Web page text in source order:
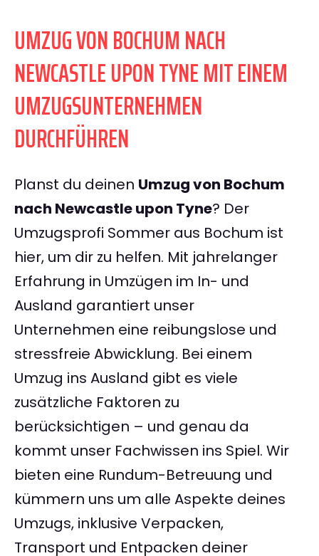
UMZUG VON BOCHUM NACH
NEWCASTLE UPON TYNE MIT EINEM
UMZUGSUNTERNEHMEN
DURCHFÜHREN
Planst du deinen Umzug von Bochum
nach Newcastle upon Tyne? Der
Umzugsprofi Sommer aus Bochum ist
hier, um dir zu helfen. Mit jahrelanger
Erfahrung in Umzügen im In- und
Ausland garantiert unser
Unternehmen eine reibungslose und
stressfreie Abwicklung. Bei einem
Umzug ins Ausland gibt es viele
zusätzliche Faktoren zu
berücksichtigen – und genau da
kommt unser Fachwissen ins Spiel. Wir
bieten eine Rundum-Betreuung und
kümmern uns um alle Aspekte deines
Umzugs, inklusive Verpacken,
Transport und Entpacken deiner